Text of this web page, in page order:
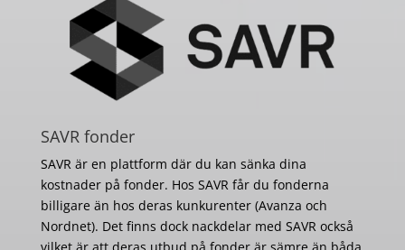
SAVR fonder
SAVR är en plattform där du kan sänka dina
kostnader på fonder. Hos SAVR får du fonderna
billigare än hos deras kunkurenter (Avanza och
Nordnet). Det finns dock nackdelar med SAVR också